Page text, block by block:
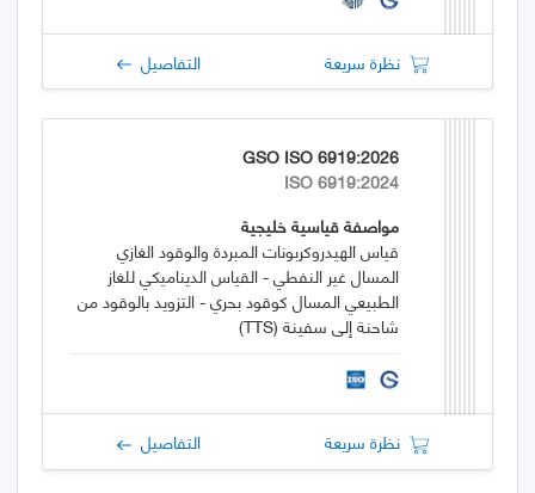
نظرة سريعة التفاصيل
GSO ISO 6919:2026
ISO 6919:2024
مواصفة قياسية خليجية
قياس الهيدروكربونات المبردة والوقود الغازي
المسال غير النفطي - القياس الديناميكي للغاز
الطبيعي المسال كوقود بحري - التزويد بالوقود من
شاحنة إلى سفينة (TTS)
نظرة سريعة التفاصيل